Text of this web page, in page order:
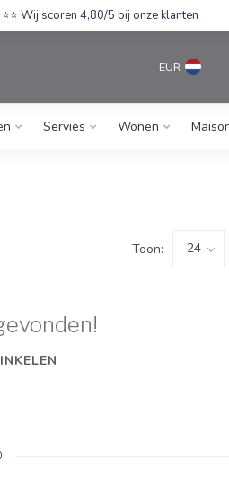
Wij scoren 4,80/5 bij onze klanten
EUR
Servies Wonen
Toon: